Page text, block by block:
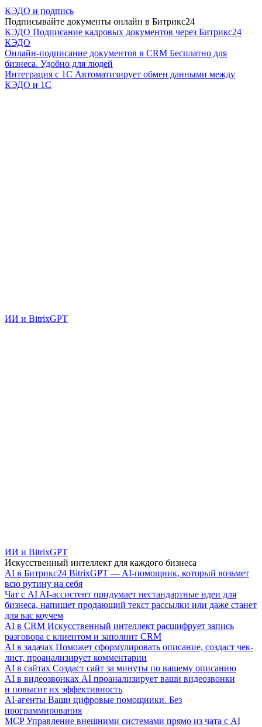
КЭДО и подпись
Подписывайте документы онлайн в Битрикс24
КЭДО Подписание кадровых документов через Битрикс24
КЭДО
Онлайн-подписание документов в CRM Бесплатно для
бизнеса. Удобно для людей
Интеграция с 1С Автоматизирует обмен данными между
КЭДО и 1С
ИИ и BitrixGPT
ИИ и BitrixGPT
Искусственный интеллект для каждого бизнеса
AI в Битрикс24 BitrixGPT — AI-помощник, который возьмет
всю рутину на себя
Чат с AI AI-ассистент придумает нестандартные идеи для
бизнеса, напишет продающий текст рассылки или даже станет
для вас коучем
AI в CRM Искусственный интеллект расшифрует запись
разговора с клиентом и заполнит CRM
AI в задачах Поможет сформулировать описание, создаст чек-
лист, проанализирует комментарии
AI в сайтах Создаст сайт за минуты по вашему описанию
AI в видеозвонках AI проанализирует ваши видеозвонки
и повысит их эффективность
AI-агенты Ваши цифровые помощники. Без
программирования
MCP Управление внешними системами прямо из чата с AI